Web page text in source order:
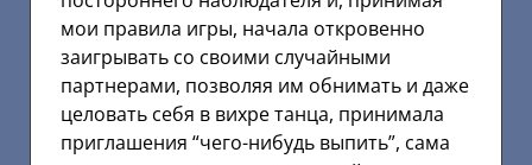
мои правила игры, начала откровенно
заигрывать со своими случайными
партнерами, позволяя им обнимать и даже
целовать себя в вихре танца, принимала
приглашения “чего-нибудь выпить”, сама